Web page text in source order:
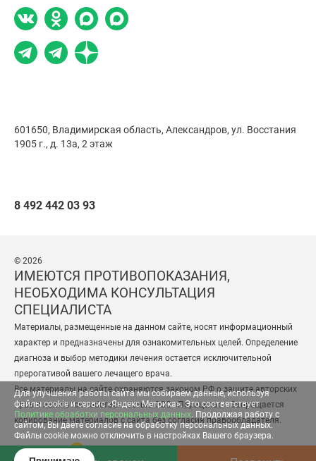
Для улучшения работы сайта мы собираем данные, используя
файлы cookie и сервис «Яндекс Метрика». Это соответствует
Политике обработки персональных данных. Продолжая работу с
сайтом, Вы даёте согласие на обработку персональных данных.
Файлы cookie можно отключить в настройках Вашего браузера.
601650, Владимирская область, Александров, ул. Восстания
1905 г., д. 13а, 2 этаж
8 492 442 03 93
© 2026
ИМЕЮТСЯ ПРОТИВОПОКАЗАНИЯ,
НЕОБХОДИМА КОНСУЛЬТАЦИЯ
СПЕЦИАЛИСТА
Материалы, размещенные на данном сайте, носят информационный
характер и предназначены для ознакомительных целей. Определение
диагноза и выбор методики лечения остается исключительной
прерогативой вашего лечащего врача.
Все материалы на сайте охраняются законом РФ о защите авторских
прав и являются собственностью ООО «Парацельс». Запрещается
копирование материалов с сайта без согласия правообладателя.